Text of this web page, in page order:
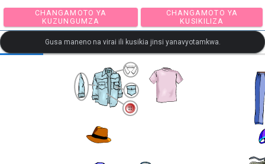
CHANGAMOTO YA
KUZUNGUMZA
CHANGAMOTO
KUSIKILIZA
Gusa maneno na virai ili kusikia jinsi yanavyotamkwa.